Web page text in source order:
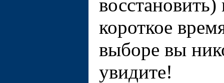
короткое
выборе вы
увидите!